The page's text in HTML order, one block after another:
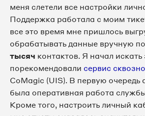
меня слетели все настройки
Поддержка работала с моим
все это время мне пришлось
обрабатывать данные вручную
тысяч контактов. Я начал
порекомендовали сервис
CoMagic (UIS). В первую очередь
была оперативная работа
Кроме того, настроить личный